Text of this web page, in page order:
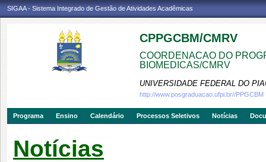
SIGAA - Sistema Integrado de Gestão de Atividades Acadêmicas
CPPGCBM/CMRV
COORDENACAO DO
BIOMEDICAS/CMRV
UNIVERSIDADE FEDERAL DO
http://www.posgraduacao.ufpi.br//PPGCBM
Programa Ensino Calendário Processos Seletivos Notícias
Notícias